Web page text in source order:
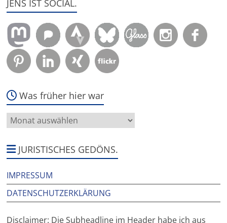
JENS IST SOCIAL.
Was früher hier war
Was
früher
warJURISTISCHES GEDÖNS.
IMPRESSUM
DATENSCHUTZERKLÄRUNG
Disclaimer: Die Subheadline im Header habe ich aus